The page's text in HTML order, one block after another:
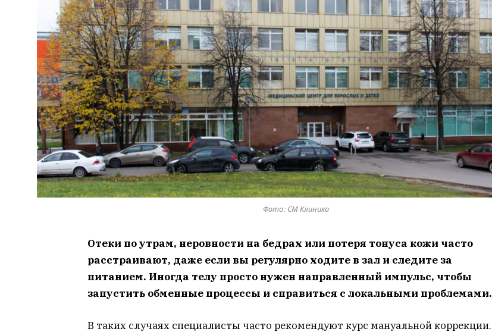
Фото: СМ Клиника
Отеки по утрам, неровности на бедрах или потеря тонуса кожи часто
расстраивают, даже если вы регулярно ходите в зал и следите за
питанием. Иногда телу просто нужен направленный импульс, чтобы
запустить обменные процессы и справиться с локальными проблемами.
В таких случаях специалисты часто рекомендуют курс мануальной коррекции.